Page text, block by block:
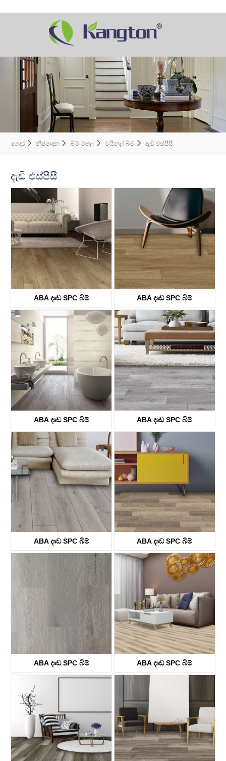
ගෙදර නිෂ්පාදන බිම් මහල වයිනල් බිම් දැඩි එස්පීසී
දැඩි එස්පීසී
ABA දෘඩ SPC බිම්
KTV8033
ABA දෘඩ SPC බිම්
KTV8034
ABA දෘඩ SPC බිම්
KTV8035
ABA දෘඩ SPC බිම්
KTV4058
ABA දෘඩ SPC බිම්
KTV8036
ABA දෘඩ SPC බිම්
KTV8029
ABA දෘඩ SPC බිම්
KTV4038
ABA දෘඩ SPC බිම්
KTV8030